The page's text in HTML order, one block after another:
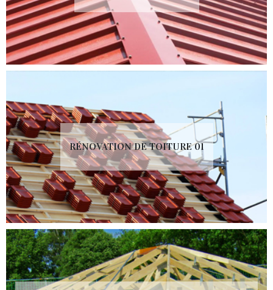
RÉNOVATION DE TOITURE 01